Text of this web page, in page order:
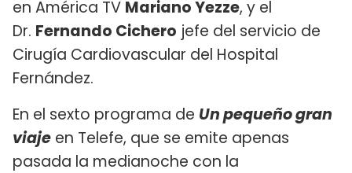
en América TV Mariano Yezze, y el
Dr. Fernando Cichero jefe del servicio de
Cirugía Cardiovascular del Hospital
Fernández.
En el sexto programa de Un pequeño gran
viaje en Telefe, que se emite apenas
pasada la medianoche con la